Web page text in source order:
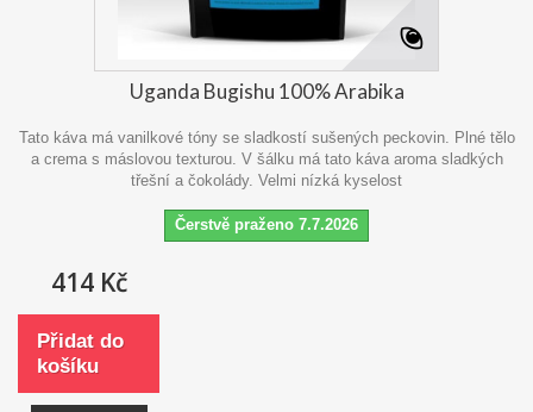
Uganda Bugishu 100% Arabika
Tato káva má vanilkové tóny se sladkostí sušených peckovin. Plné tělo
a crema s máslovou texturou. V šálku má tato káva aroma sladkých
třešní a čokolády. Velmi nízká kyselost
Čerstvě praženo 7.7.2026
414 Kč
Přidat do
košíku